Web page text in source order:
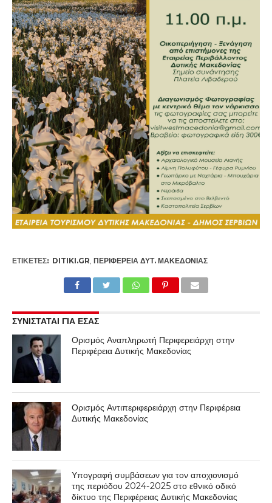
ΕΤΙΚΕΤΕΣ: DITIKI.GR, ΠΕΡΙΦΈΡΕΙΑ ΔΥΤ. ΜΑΚΕΔΟΝΊΑΣ
ΣΥΝΙΣΤΑΤΑΙ ΓΙΑ ΕΣΑΣ
Ορισμός Αναπληρωτή Περιφερειάρχη στην
Περιφέρεια Δυτικής Μακεδονίας
Ορισμός Αντιπεριφερειάρχη στην Περιφέρεια
Δυτικής Μακεδονίας
Υπογραφή συμβάσεων για τον αποχιονισμό
της περιόδου 2024-2025 στο εθνικό οδικό
δίκτυο της Περιφέρειας Δυτικής Μακεδονίας